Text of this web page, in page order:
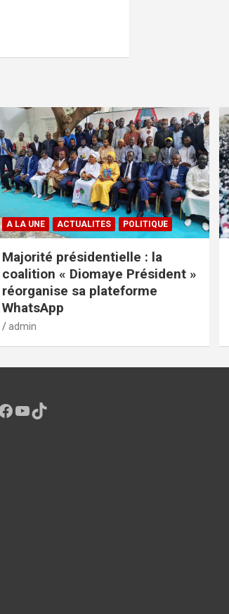
A LA UNE ACTUALITES POLITIQUE
Majorité présidentielle : la
coalition « Diomaye Président »
réorganise sa plateforme
WhatsApp
admin